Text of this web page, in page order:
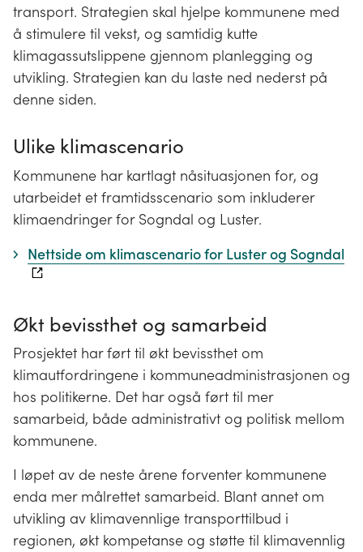
transport. Strategien skal hjelpe kommunene med
å stimulere til vekst, og samtidig kutte
klimagassutslippene gjennom planlegging og
utvikling. Strategien kan du laste ned nederst på
denne siden.
Ulike klimascenario
Kommunene har kartlagt nåsituasjonen for, og
utarbeidet et framtidsscenario som inkluderer
klimaendringer for Sogndal og Luster.
Nettside om klimascenario for Luster og Sogndal
Økt bevissthet og samarbeid
Prosjektet har ført til økt bevissthet om
klimautfordringene i kommuneadministrasjonen og
hos politikerne. Det har også ført til mer
samarbeid, både administrativt og politisk mellom
kommunene.
I løpet av de neste årene forventer kommunene
enda mer målrettet samarbeid. Blant annet om
utvikling av klimavennlige transporttilbud i
regionen, økt kompetanse og støtte til klimavennlig